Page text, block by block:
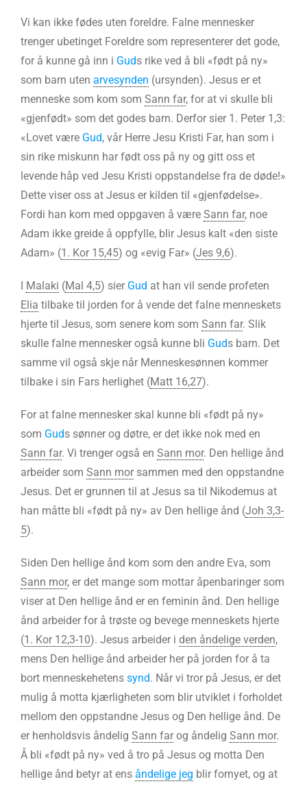
Vi kan ikke fødes uten foreldre. Falne mennesker
trenger ubetinget Foreldre som representerer det gode,
for å kunne gå inn i Guds rike ved å bli «født på ny»
som barn uten arvesynden (ursynden). Jesus er et
menneske som kom som Sann far, for at vi skulle bli
«gjenfødt» som det godes barn. Derfor sier 1. Peter 1,3:
«Lovet være Gud, vår Herre Jesu Kristi Far, han som i
sin rike miskunn har født oss på ny og gitt oss et
levende håp ved Jesu Kristi oppstandelse fra de døde!»
Dette viser oss at Jesus er kilden til «gjenfødelse».
Fordi han kom med oppgaven å være Sann far, noe
Adam ikke greide å oppfylle, blir Jesus kalt «den siste
Adam» (1. Kor 15,45) og «evig Far» (Jes 9,6).
I Malaki (Mal 4,5) sier Gud at han vil sende profeten
Elia tilbake til jorden for å vende det falne menneskets
hjerte til Jesus, som senere kom som Sann far. Slik
skulle falne mennesker også kunne bli Guds barn. Det
samme vil også skje når Menneskesønnen kommer
tilbake i sin Fars herlighet (Matt 16,27).
For at falne mennesker skal kunne bli «født på ny»
som Guds sønner og døtre, er det ikke nok med en
Sann far. Vi trenger også en Sann mor. Den hellige ånd
arbeider som Sann morsammen med den oppstandne
Jesus. Det er grunnen til at Jesus sa til Nikodemus at
han måtte bli «født på ny» av Den hellige ånd (Joh 3,3-
5).
Siden Den hellige ånd kom som den andre Eva, som
Sann mor, er det mange som mottar åpenbaringer som
viser at Den hellige ånd er en feminin ånd. Den hellige
ånd arbeider for å trøste og bevege menneskets hjerte
(1. Kor 12,3-10). Jesus arbeider i den åndelige verden,
mens Den hellige ånd arbeider her på jorden for å ta
bort menneskehetens synd. Når vi tror på Jesus, er det
mulig å motta kjærligheten som blir utviklet i forholdet
mellom den oppstandne Jesus og Den hellige ånd. De
er henholdsvis åndelig Sann farog åndelig Sann mor.
Å bli «født på ny» ved å tro på Jesus og motta Den
hellige ånd betyr at ens åndelige jeg blir fornyet, og at